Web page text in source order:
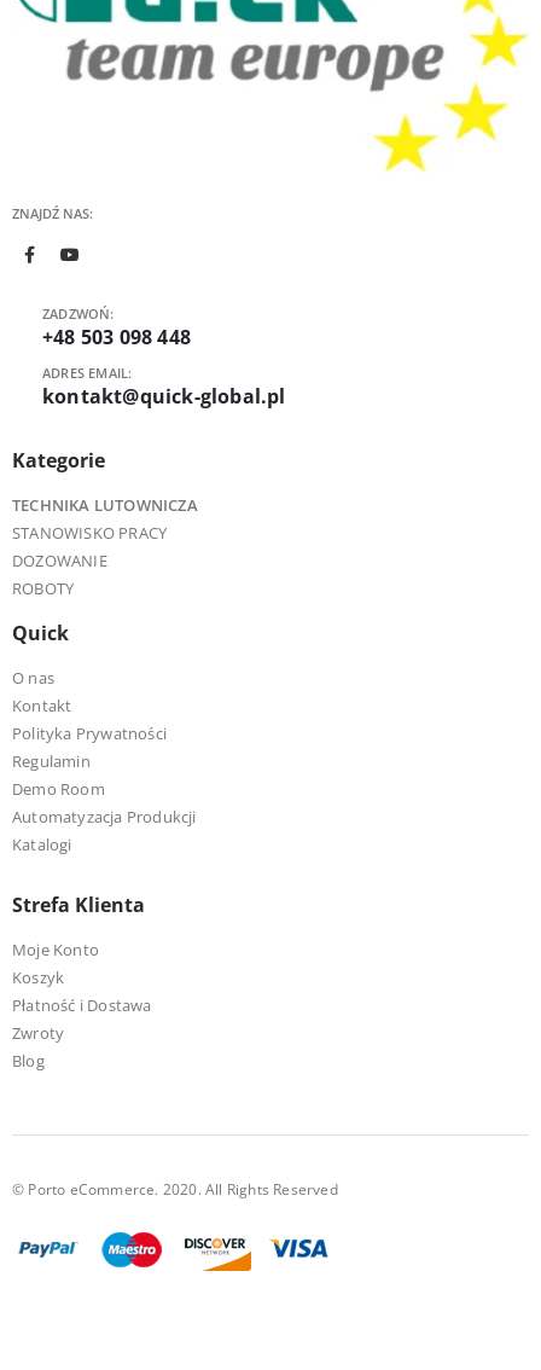
ZNAJDŹ NAS:
ZADZWOŃ:
+48 503 098 448
ADRES EMAIL:
kontakt@quick-global.pl
Kategorie
TECHNIKA LUTOWNICZA
STANOWISKO PRACY
DOZOWANIE
ROBOTY
Quick
O nas
Kontakt
Polityka Prywatności
Regulamin
Demo Room
Automatyzacja Produkcji
Katalogi
Strefa Klienta
Moje Konto
Koszyk
Płatność i Dostawa
Zwroty
Blog
© Porto eCommerce. 2020. All Rights Reserved